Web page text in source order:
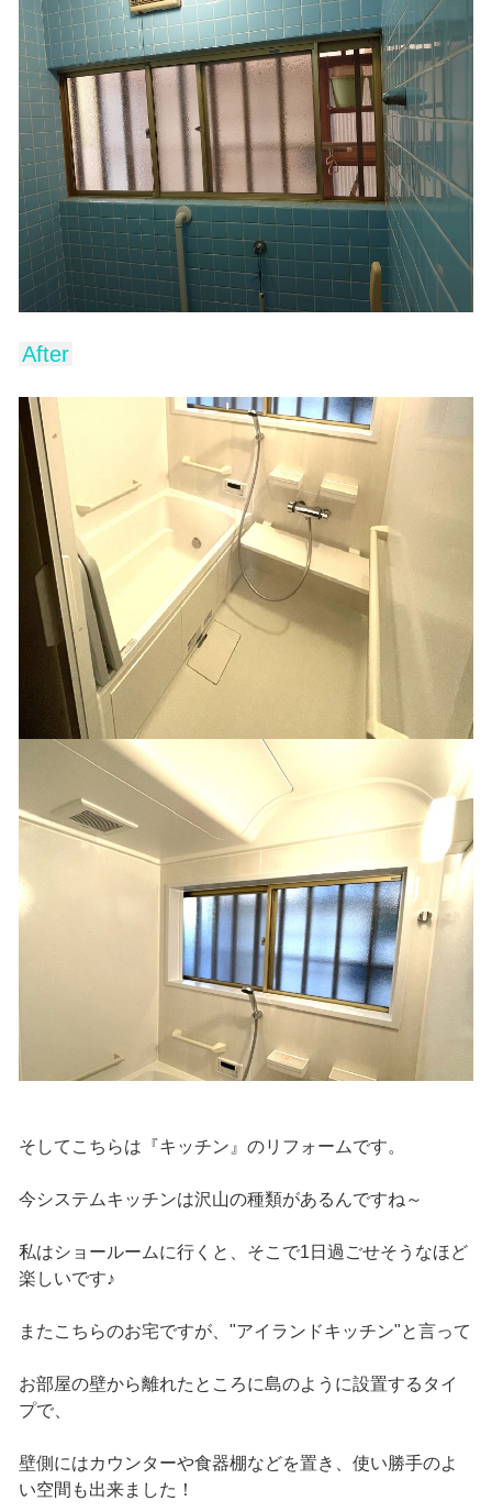
After
そしてこちらは『キッチン』のリフォームです。
今システムキッチンは沢山の種類があるんですね～
私はショールームに行くと、そこで1日過ごせそうなほど
楽しいです♪
またこちらのお宅ですが、"アイランドキッチン"と言って
お部屋の壁から離れたところに島のように設置するタイ
プで、
壁側にはカウンターや食器棚などを置き、使い勝手のよ
い空間も出来ました！